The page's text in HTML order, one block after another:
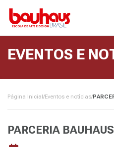
EVENTOS E
Página Inicial/Eventos e notícias/
PARCERIA